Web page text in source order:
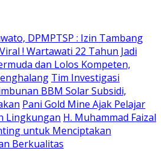
DPMPTSP : Izin Tambang
Viral ! Wartawati 22 Tahun Jadi
dan Lolos Kompeten,
Tim Investigasi
BBM Solar Subsidi,
Pani Gold Mine Ajak Pelajar
Lingkungan H. Muhammad Faizal
untuk Menciptakan
Berkualitas